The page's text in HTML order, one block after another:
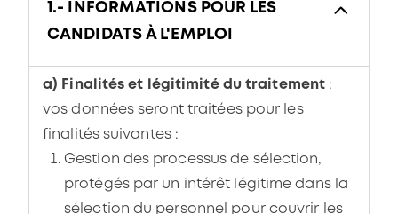
1.- INFORMATIONS POUR LES
CANDIDATS À L'EMPLOI
a) Finalités et légitimité du traitement :
vos données seront traitées pour les
finalités suivantes :
Gestion des processus de sélection,
protégés par un intérêt légitime dans la
sélection du personnel pour couvrir les